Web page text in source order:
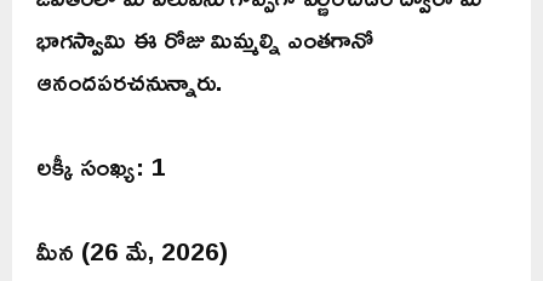
భాగస్వామి ఈ రోజు మిమ్మల్ని ఎంతగానో
ఆనందపరచనున్నారు.
లక్కీ సంఖ్య: 1
మీన (26 మే, 2026)